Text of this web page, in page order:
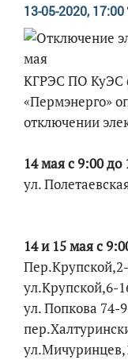
13-05-2020, 17:00
КГРЭС ПО КуЭС
«Пермэнерго»
отключении
14 мая с 9:00 до
ул.
14 и 15 мая с
ул.Крупской,6-
ул. Попкова 74-